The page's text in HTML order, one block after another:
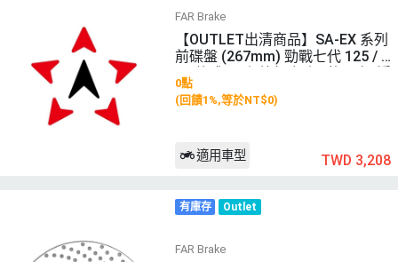
FAR Brake
【OUTLET出清商品】SA-EX 系列
前碟盤 (267mm) 勁戰七代 125 / 1
55 款式: 原色外盤 顏色1的內容: 浮
動扣-黑 顏色2的內容: 內盤顏色-神
秘黑
0點
(回饋1%,等於NT$0)
適用車型 TWD 3,208
有庫存 Outlet
FAR Brake